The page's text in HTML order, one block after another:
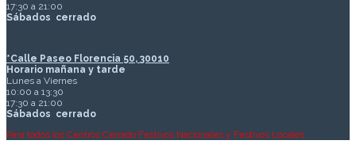
17:30 a 21:00
Sábados cerrado
*Calle Paseo Florencia 50, 30010
Horario mañana y tarde
Lunes a Viernes
10:00 a 13:30
17:30 a 21:00
Sábados cerrado
Para todos los Centros Cerrado Festivos Nacionales y Festivos Locales